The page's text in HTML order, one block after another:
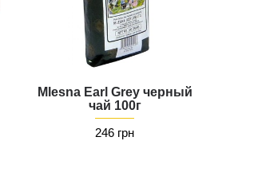
Mlesna Earl Grey черный
чай 100г
246 грн